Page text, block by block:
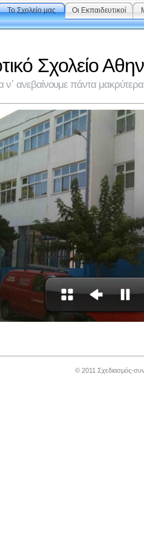
Το Σχολείο μας Οι Εκπαιδευτικοί
Σχολείο
ανεβαίνουμε πάντα μακρύτερα
© 2011 Σχεδιασμός-